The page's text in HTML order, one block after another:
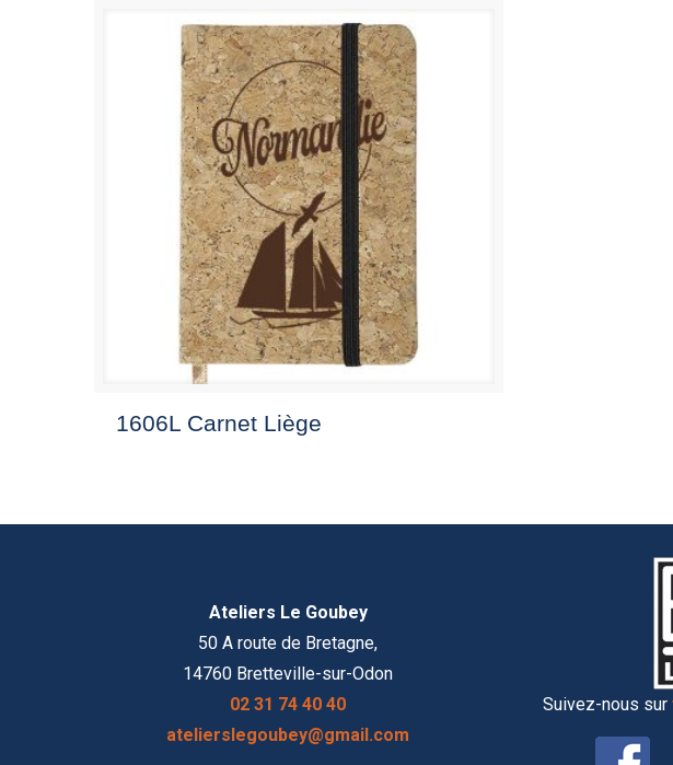
1606L Carnet Liège
Ateliers Le Goubey
50 A route de Bretagne,
14760 Bretteville-sur-Odon
02 31 74 40 40
atelierslegoubey@gmail.com
Suivez-nous sur